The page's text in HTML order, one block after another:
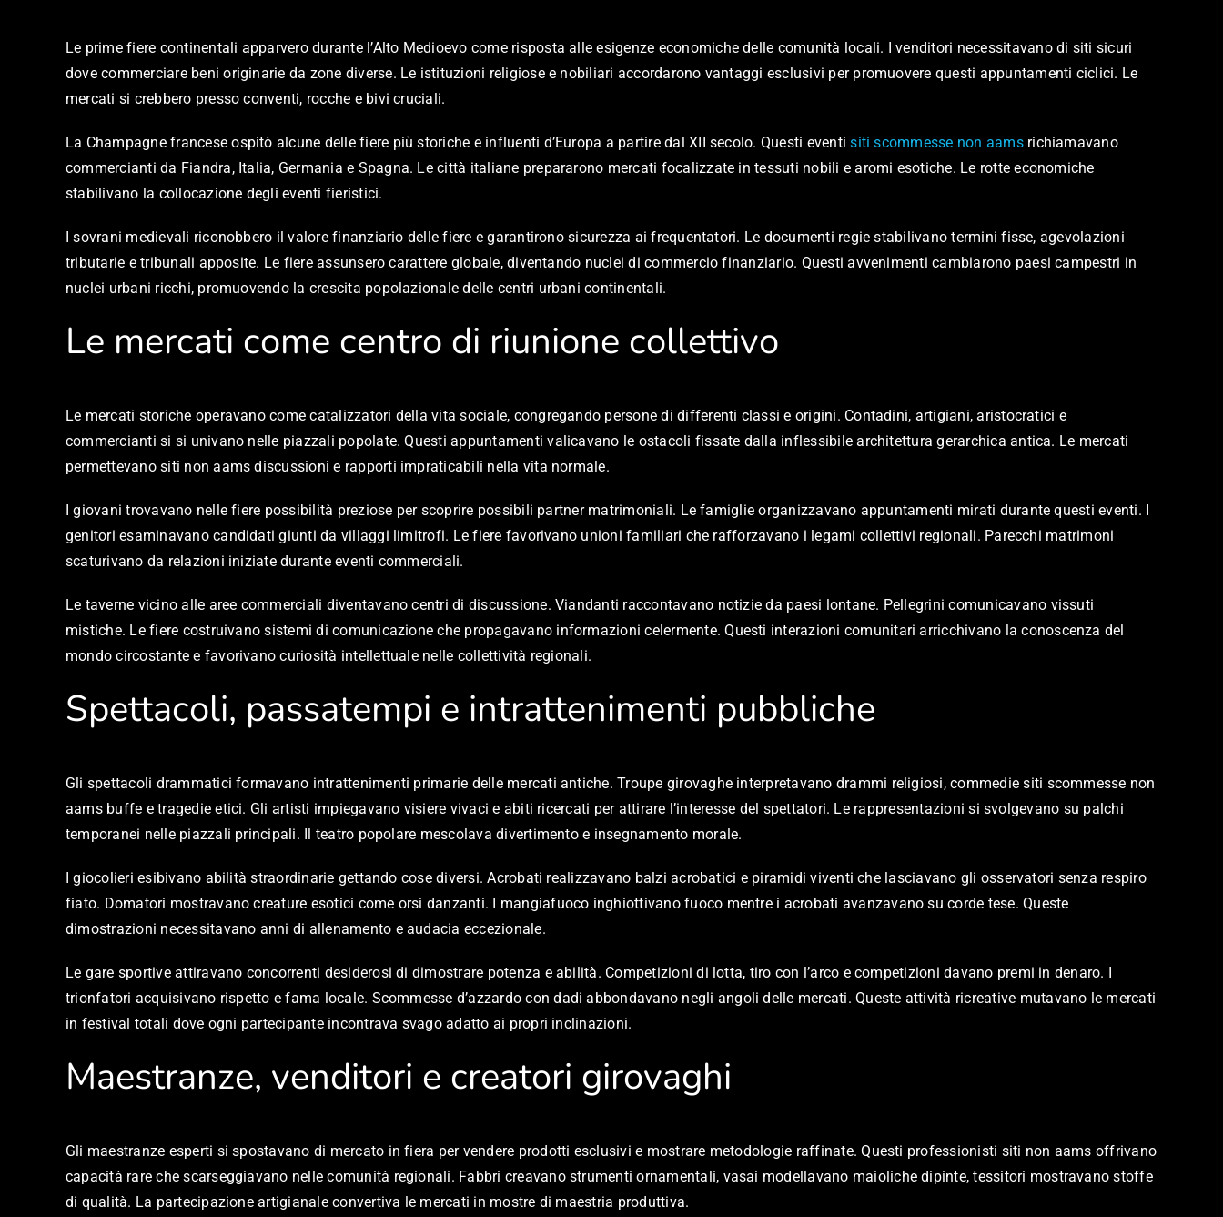
Le prime fiere continentali apparvero durante l’Alto Medioevo come risposta alle esigenze economiche delle comunità locali. I venditori necessitavano di siti sicuri
dove commerciare beni originarie da zone diverse. Le istituzioni religiose e nobiliari accordarono vantaggi esclusivi per promuovere questi appuntamenti ciclici. Le
mercati si crebbero presso conventi, rocche e bivi cruciali.
La Champagne francese ospitò alcune delle fiere più storiche e influenti d’Europa a partire dal XII secolo. Questi eventisiti scommesse non aamsrichiamavano
commercianti da Fiandra, Italia, Germania e Spagna. Le città italiane prepararono mercati focalizzate in tessuti nobili e aromi esotiche. Le rotte economiche
stabilivano la collocazione degli eventi fieristici.
I sovrani medievali riconobbero il valore finanziario delle fiere e garantirono sicurezza ai frequentatori. Le documenti regie stabilivano termini fisse, agevolazioni
tributarie e tribunali apposite. Le fiere assunsero carattere globale, diventando nuclei di commercio finanziario. Questi avvenimenti cambiarono paesi campestri in
nuclei urbani ricchi, promuovendo la crescita popolazionale delle centri urbani continentali.
Le mercati come centro di riunione collettivo
Le mercati storiche operavano come catalizzatori della vita sociale, congregando persone di differenti classi e origini. Contadini, artigiani, aristocratici e
commercianti si si univano nelle piazzali popolate. Questi appuntamenti valicavano le ostacoli fissate dalla inflessibile architettura gerarchica antica. Le mercati
permettevano siti non aams discussioni e rapporti impraticabili nella vita normale.
I giovani trovavano nelle fiere possibilità preziose per scoprire possibili partner matrimoniali. Le famiglie organizzavano appuntamenti mirati durante questi eventi. I
genitori esaminavano candidati giunti da villaggi limitrofi. Le fiere favorivano unioni familiari che rafforzavano i legami collettivi regionali. Parecchi matrimoni
scaturivano da relazioni iniziate durante eventi commerciali.
Le taverne vicino alle aree commerciali diventavano centri di discussione. Viandanti raccontavano notizie da paesi lontane. Pellegrini comunicavano vissuti
mistiche. Le fiere costruivano sistemi di comunicazione che propagavano informazioni celermente. Questi interazioni comunitari arricchivano la conoscenza del
mondo circostante e favorivano curiosità intellettuale nelle collettività regionali.
Spettacoli, passatempi e intrattenimenti pubbliche
Gli spettacoli drammatici formavano intrattenimenti primarie delle mercati antiche. Troupe girovaghe interpretavano drammi religiosi, commedie siti scommesse non
aams buffe e tragedie etici. Gli artisti impiegavano visiere vivaci e abiti ricercati per attirare l’interesse del spettatori. Le rappresentazioni si svolgevano su palchi
temporanei nelle piazzali principali. Il teatro popolare mescolava divertimento e insegnamento morale.
I giocolieri esibivano abilità straordinarie gettando cose diversi. Acrobati realizzavano balzi acrobatici e piramidi viventi che lasciavano gli osservatori senza respiro
fiato. Domatori mostravano creature esotici come orsi danzanti. I mangiafuoco inghiottivano fuoco mentre i acrobati avanzavano su corde tese. Queste
dimostrazioni necessitavano anni di allenamento e audacia eccezionale.
Le gare sportive attiravano concorrenti desiderosi di dimostrare potenza e abilità. Competizioni di lotta, tiro con l’arco e competizioni davano premi in denaro. I
trionfatori acquisivano rispetto e fama locale. Scommesse d’azzardo con dadi abbondavano negli angoli delle mercati. Queste attività ricreative mutavano le mercati
in festival totali dove ogni partecipante incontrava svago adatto ai propri inclinazioni.
Maestranze, venditori e creatori girovaghi
Gli maestranze esperti si spostavano di mercato in fiera per vendere prodotti esclusivi e mostrare metodologie raffinate. Questi professionisti siti non aams offrivano
capacità rare che scarseggiavano nelle comunità regionali. Fabbri creavano strumenti ornamentali, vasai modellavano maioliche dipinte, tessitori mostravano stoffe
di qualità. La partecipazione artigianale convertiva le mercati in mostre di maestria produttiva.